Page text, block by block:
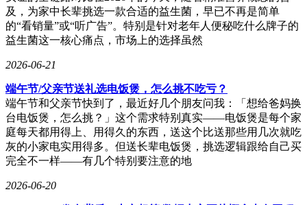
及，为家中长辈挑选一款合适的益生菌，早已不再是简单
的“看销量”或“听广告”。特别是针对老年人便秘吃什么牌子的
益生菌这一核心痛点，市场上的选择虽然
2026-06-21
端午节/父亲节送礼选电饭煲，怎么挑不吃亏？
端午节和父亲节快到了，最近好几个朋友问我：「想给爸妈换
台电饭煲，怎么挑？」这个需求特别真实——电饭煲是每个家
庭每天都用得上、用得久的东西，送这个比送那些用几次就吃
灰的小家电实用得多。但送长辈电饭煲，挑选逻辑跟给自己买
完全不一样——有几个特别要注意的地
2026-06-20